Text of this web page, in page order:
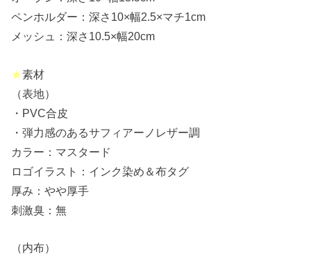
ペンホルダー：深さ10×幅2.5×マチ1cm
メッシュ：深さ10.5×幅20cm
★素材
（表地）
・PVC合皮
・弾力感のあるサフィアーノレザー調
カラー：マスタード
ロゴイラスト：インク染め＆布タグ
厚み：やや厚手
刺激臭：無
（内布）